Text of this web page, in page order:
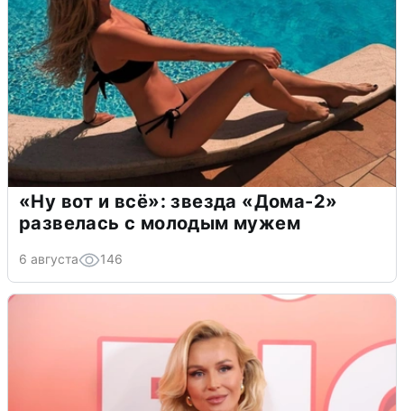
«Ну вот и всё»: звезда «Дома-2»
развелась с молодым мужем
6 августа 146